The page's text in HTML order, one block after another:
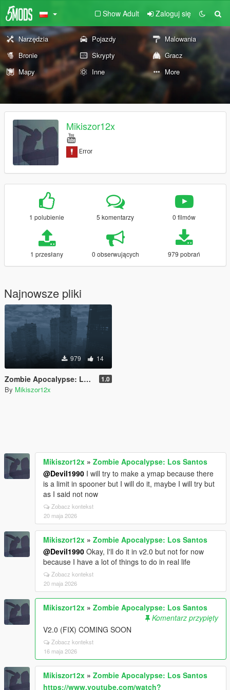
Show Adult Zaloguj się
Narzędzia Pojazdy
Malowania
Bronie
Skrypty
Gracz
Mapy
Inne More
Mikiszor12x
1 polubienie 5 komentarzy 0 filmów
1 przesłany 0 obserwujących 979 pobrań
Najnowsze pliki
979 14
Zombie Apocalypse: Los Santos 1.0
By Mikiszor12x
Mikiszor12x » Zombie Apocalypse: Los Santos
@Devil1990 I will try to make a ymap because there
is a limit in spooner but I will do it, maybe I will try but
as I said not now
Zobacz kontekst
20 maja 2026
Mikiszor12x » Zombie Apocalypse: Los Santos
@Devil1990 Okay, I'll do it in v2.0 but not for now
because I have a lot of things to do in real life
Zobacz kontekst
20 maja 2026
Mikiszor12x » Zombie Apocalypse: Los Santos
Komentarz przypięty
V2.0 (FIX) COMING SOON
Zobacz kontekst
16 maja 2026
Mikiszor12x » Zombie Apocalypse: Los Santos
https://www.youtube.com/watch?